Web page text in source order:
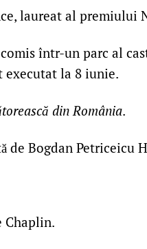
laureat al premiului
într-un parc al
executat la 8 iunie.
din România.
de Bogdan Petriceicu
Chaplin.